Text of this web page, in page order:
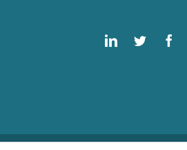
LinkedinTwitter